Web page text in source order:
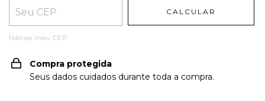
CALCULAR
Não sei meu CEP
Compra protegida
Seus dados cuidados durante toda a compra.